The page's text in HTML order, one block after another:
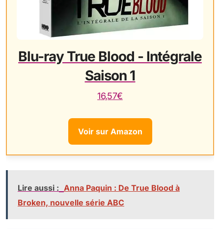
Blu-ray True Blood - Intégrale
Saison 1
16,57€
Voir sur Amazon
Lire aussi : Anna Paquin : De True Blood à
Broken, nouvelle série ABC